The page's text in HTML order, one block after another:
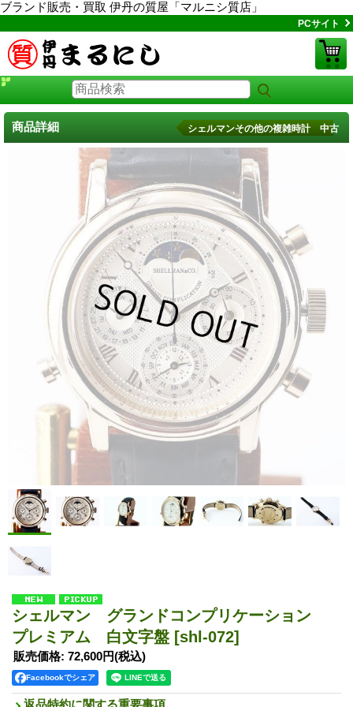
ブランド販売・買取 伊丹の質屋「マルニシ質店」
PCサイト
商品詳細 シェルマンその他の複雑時計 中古
シェルマン グランドコンプリケーション
プレミアム 白文字盤 [shl-072]
販売価格: 72,600円(税込)
Facebookでシェア
返品特約に関する重要事項